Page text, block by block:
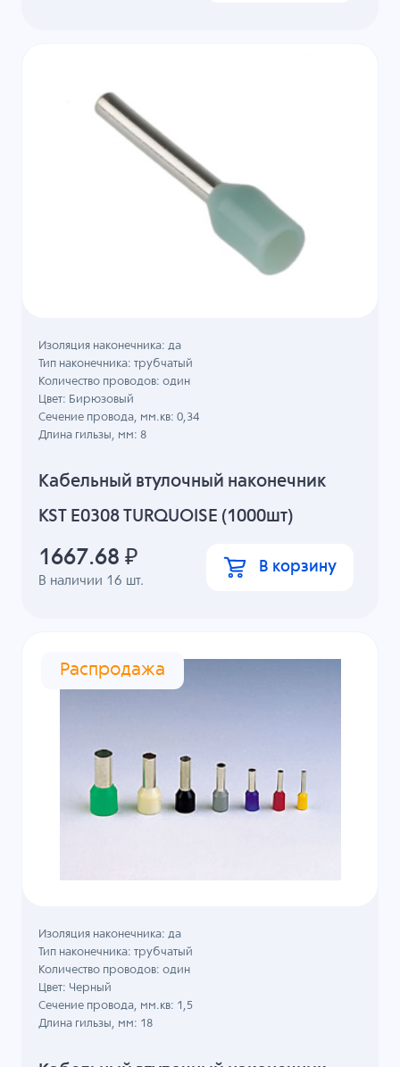
Кабельный втулочный наконечник
KST E0308 TURQUOISE (1000шт)
В наличии 16 шт.
Изоляция наконечника: да
Тип наконечника: трубчатый
Количество проводов: один
Цвет: Бирюзовый
Сечение провода, мм.кв: 0,34
Длина гильзы, мм: 8
1667.68 ₽ В корзину
Распродажа
Изоляция наконечника: да
Тип наконечника: трубчатый
Количество проводов: один
Цвет: Черный
Сечение провода, мм.кв: 1,5
Длина гильзы, мм: 18